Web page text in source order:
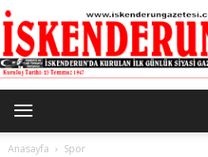
Anasayfa Spor